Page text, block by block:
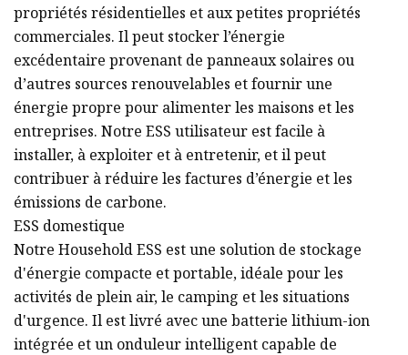
propriétés résidentielles et aux petites propriétés
commerciales. Il peut stocker l’énergie
excédentaire provenant de panneaux solaires ou
d’autres sources renouvelables et fournir une
énergie propre pour alimenter les maisons et les
entreprises. Notre ESS utilisateur est facile à
installer, à exploiter et à entretenir, et il peut
contribuer à réduire les factures d’énergie et les
émissions de carbone.
ESS domestique
Notre Household ESS est une solution de stockage
d'énergie compacte et portable, idéale pour les
activités de plein air, le camping et les situations
d'urgence. Il est livré avec une batterie lithium-ion
intégrée et un onduleur intelligent capable de